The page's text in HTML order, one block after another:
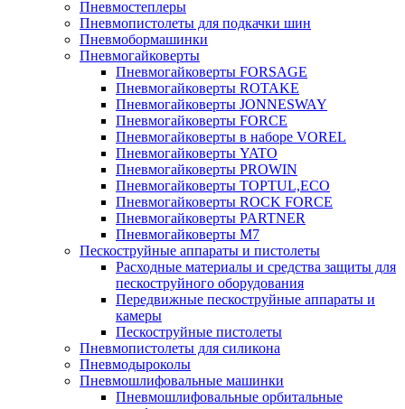
Пневмостеплеры
Пневмопистолеты для подкачки шин
Пневмобормашинки
Пневмогайковерты
Пневмогайковерты FORSAGE
Пневмогайковерты ROTAKE
Пневмогайковерты JONNESWAY
Пневмогайковерты FORCE
Пневмогайковерты в наборе VOREL
Пневмогайковерты YATO
Пневмогайковерты PROWIN
Пневмогайковерты TOPTUL,ECO
Пневмогайковерты ROCK FORCE
Пневмогайковерты PARTNER
Пневмогайковерты M7
Пескоструйные аппараты и пистолеты
Расходные материалы и средства защиты для
пескоструйного оборудования
Передвижные пескоструйные аппараты и
камеры
Пескоструйные пистолеты
Пневмопистолеты для силикона
Пневмодыроколы
Пневмошлифовальные машинки
Пневмошлифовальные орбитальные